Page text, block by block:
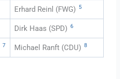
Erhard Reinl (FWG) 5
Dirk Haas (SPD) 6
7 Michael Ranft (CDU) 8